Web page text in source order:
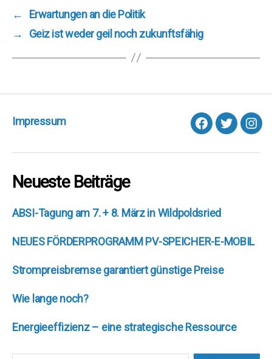
←
Erwartungen an die Politik
→
Geiz ist weder geil noch zukunftsfähig
Impressum
facebook
Twitter
Neueste Beiträge
ABSI-Tagung am 7. + 8. März in Wildpoldsried
NEUES FÖRDERPROGRAMM PV-SPEICHER-E-MOBIL
Strompreisbremse garantiert günstige Preise
Wie lange noch?
Energieeffizienz – eine strategische Ressource